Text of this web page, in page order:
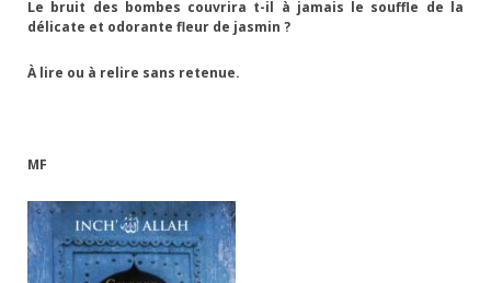
Le bruit des bombes couvrira t-il à jamais le souffle de la
délicate et odorante fleur de jasmin ?
À lire ou à relire sans retenue.
MF